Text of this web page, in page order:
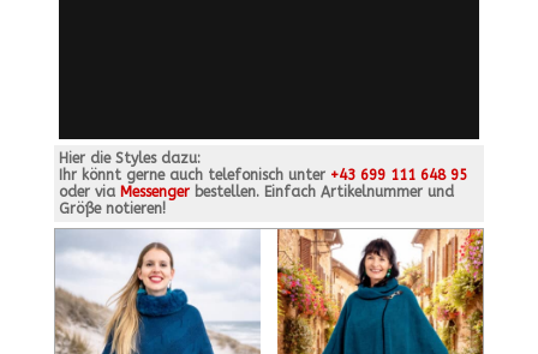
Hier die Styles dazu:
Ihr könnt gerne auch telefonisch unter +43 699 111 648 95
oder via Messengerbestellen. Einfach Artikelnummer und
Größe notieren!